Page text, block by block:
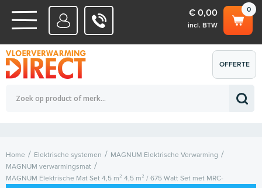
WATERSYSTEMEN
ELEKTRISCHE SYSTEMEN
0
€ 0,00
incl. BTW
Totaalbedrag (incl. BTW) € 0,00
OFFERTE
AANVRAGEN
Home Elektrische systemen
MAGNUM Elektrische Verwarming
MAGNUM verwarmingsmat
MAGNUM Elektrische Mat Set 4,5 m² 4,5 m² / 675 Watt Set met MRC-